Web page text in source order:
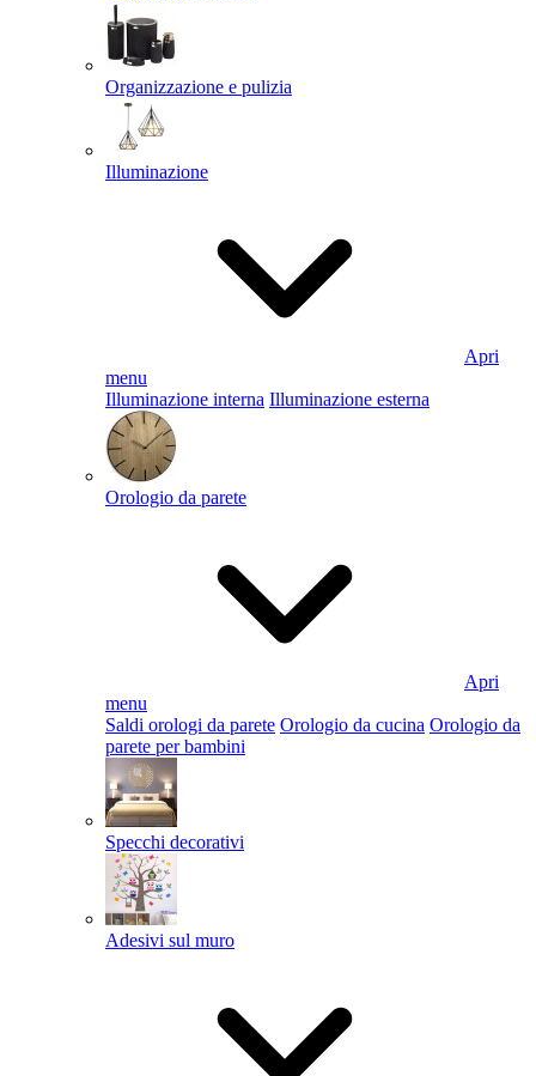
Organizzazione e pulizia
Illuminazione
Apri
menu
Illuminazione interna Illuminazione esterna
Orologio da parete
Apri
menu
Saldi orologi da parete Orologio da cucina Orologio da
parete per bambini
Specchi decorativi
Adesivi sul muro